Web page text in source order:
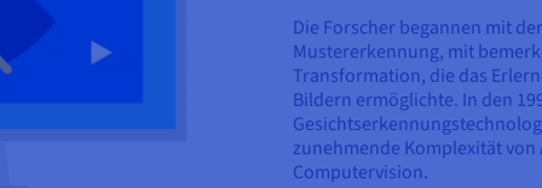
Die Forscher begannen mit
Mustererkennung, mit
Transformation, die das
Bildern ermöglichte. In den
zunehmende Komplexität
Computervision.